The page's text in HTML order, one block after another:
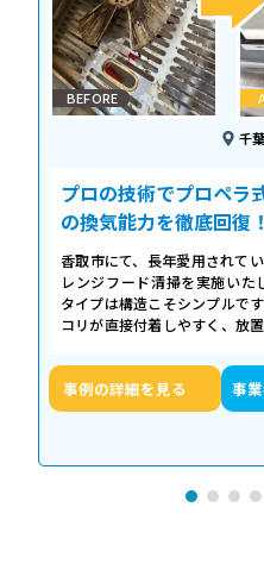
BEFORE
千
プロの技術でプロペラ
の換気能力を徹底回復！
香取市にて、長年愛用されて
レンジフード清掃を実施いた
タイプは構造こそシンプルで
コリが直接付着しやすく、放
事例の詳細を見る 事